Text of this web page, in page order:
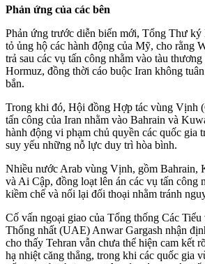
Phản ứng của các bên
Phản ứng trước diễn biến mới, Tổng Thư
tỏ ủng hộ các hành động của Mỹ, cho rằng
trả sau các vụ tấn công nhằm vào tàu
Hormuz, đồng thời cáo buộc Iran không
bắn.
Trong khi đó, Hội đồng Hợp tác vùng Vịnh
tấn công của Iran nhằm vào Bahrain và
hành động vi phạm chủ quyền các quốc gia
suy yếu những nỗ lực duy trì hòa bình.
Nhiều nước Arab vùng Vịnh, gồm Bahrain,
và Ai Cập, đồng loạt lên án các vụ tấn công
kiềm chế và nối lại đối thoại nhằm tránh
Cố vấn ngoại giao của Tổng thống Các
Thống nhất (UAE) Anwar Gargash nhận
cho thấy Tehran vẫn chưa thể hiện cam kết
hạ nhiệt căng thẳng, trong khi các quốc gia